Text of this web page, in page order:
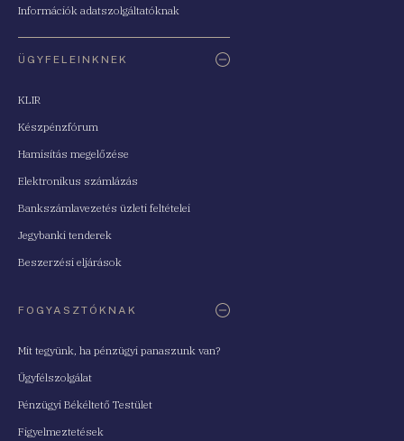
Információk adatszolgáltatóknak
ÜGYFELEINKNEK
KLIR
Készpénzfórum
Hamisítás megelőzése
Elektronikus számlázás
Bankszámlavezetés üzleti feltételei
Jegybanki tenderek
Beszerzési eljárások
FOGYASZTÓKNAK
Mit tegyünk, ha pénzügyi panaszunk van?
Ügyfélszolgálat
Pénzügyi Békéltető Testület
Figyelmeztetések